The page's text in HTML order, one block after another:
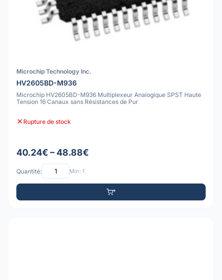
Microchip Technology Inc.
HV2605BD-M936
Microchip HV2605BD-M936 Multiplexeur Analogique SPST Haute
Tension 16 Canaux sans Résistances de Pur
Rupture de stock
40.24€ – 48.88€
Quantité: Min: 1